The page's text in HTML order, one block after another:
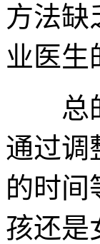
方法缺
业医生
总的
通过调
的时间
孩还是